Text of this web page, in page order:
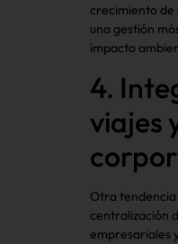
crecimiento de
una gestión
impacto
4.
viajes
Otra
centralización
empresariales